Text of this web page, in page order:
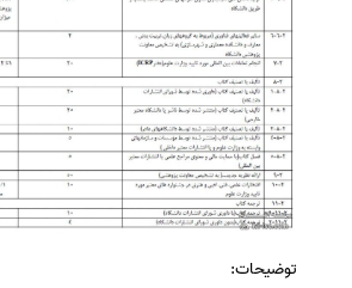
توضيحات: